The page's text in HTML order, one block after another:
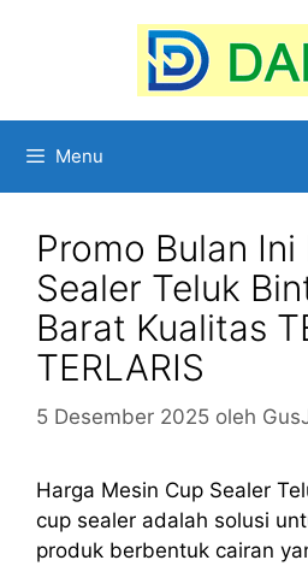
Menu
Promo Bulan
Sealer Teluk
Barat Kualitas
TERLARIS
5 Desember 2025 oleh
Harga Mesin Cup Sealer
cup sealer adalah solusi
produk berbentuk cairan